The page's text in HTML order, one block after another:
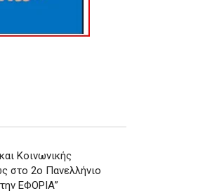
Κοινωνικής
στο 2o Πανελλήνιο
ΕΦΟΡΙΑ”